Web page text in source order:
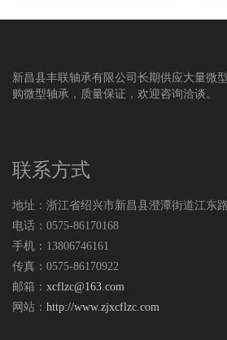
新昌县丰联轴承有限公司长期供应大量微
购微型轴承，质量保证，欢迎咨询洽谈。
联系方式
地址：浙江省绍兴市新昌县澄潭街道江东
电话：0575-86170168
手机：13806746161
传真：0575-86170922
邮箱： xcflzc@163.com
网站： http://www.zjxcflzc.com